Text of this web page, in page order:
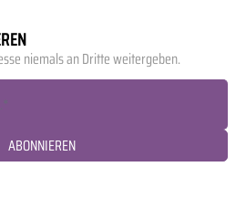
niemals an Dritte weitergeben.
ABONNIEREN